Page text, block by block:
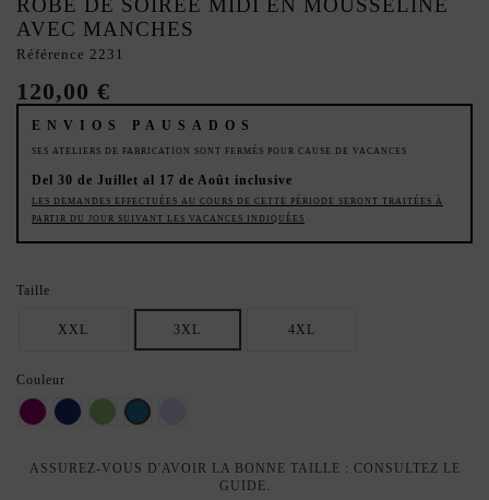
AVEC MANCHES
Référence 2231
120,00 €
ENVIOS PAUSADOS
SES ATELIERS DE FABRICATION SONT FERMÉS POUR CAUSE DE VACANCES
Del 30 de Juillet al 17 de Août inclusive
LES DEMANDES EFFECTUÉES AU COURS DE CETTE PÉRIODE SERONT TRAITÉES À
PARTIR DU JOUR SUIVANT LES VACANCES INDIQUÉES
Taille
XXL 3XL 4XL
Couleur
bougainvillier
Klein PistacheHuile
ASSUREZ-VOUS D'AVOIR LA BONNE TAILLE : CONSULTEZ LE
GUIDE.